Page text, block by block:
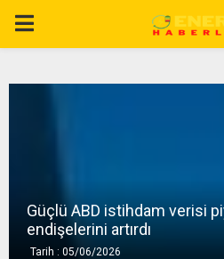
P
AGüçlü ABD istihdam verisi
endişelerini artırdı
Tarih : 05/06/2026